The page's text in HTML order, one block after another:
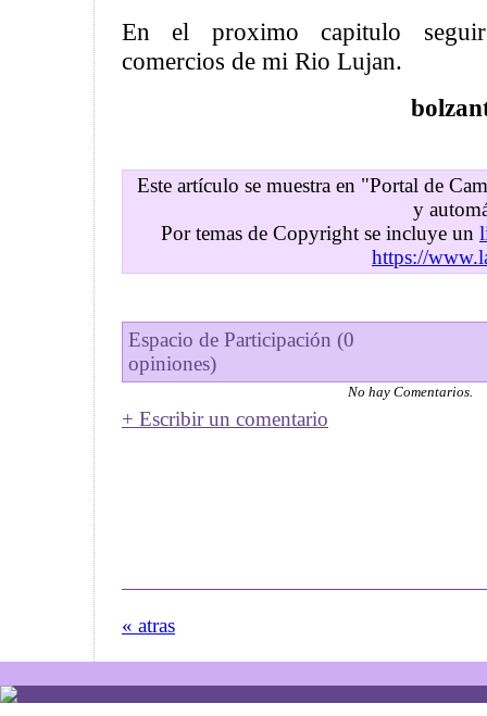
En el proximo capitulo
comercios de mi Rio Lujan.
Este artículo se muestra en "Portal de
y
Por temas de Copyright se incluye un
https://
Espacio de Participación (0
opiniones)
No hay Comentarios.
+ Escribir un comentario
« atras